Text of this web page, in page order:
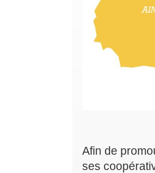
Afin de
ses